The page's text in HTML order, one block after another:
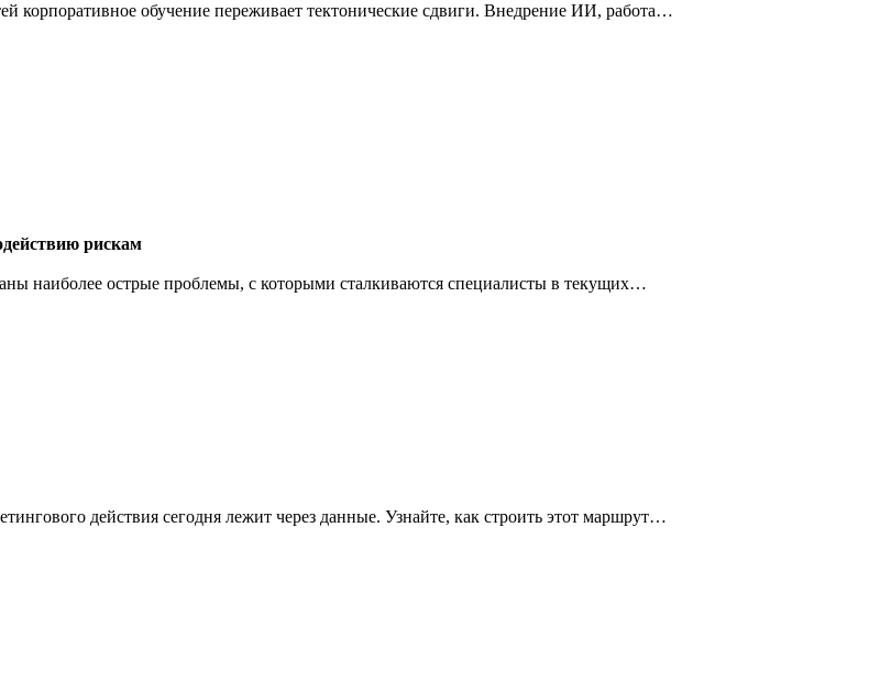
корпоративное обучение переживает тектонические сдвиги. Внедрение ИИ, работа…
рискам
наиболее острые проблемы, с которыми сталкиваются специалисты в текущих…
действия сегодня лежит через данные. Узнайте, как строить этот маршрут…